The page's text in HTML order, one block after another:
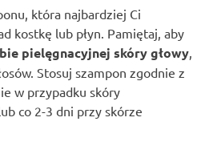
która najbardziej Ci
kostkę lub płyn. Pamiętaj, aby
pielęgnacyjnej skóry głowy,
Stosuj szampon zgodnie z
w przypadku skóry
co 2-3 dni przy skórze